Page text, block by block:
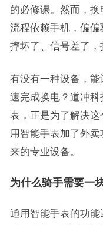
的必修课。然而，换
流程依赖手机，偏
摔坏了、信号差了，
有没有一种设备，
速完成换电？道冲
表，正是为了解决
用智能手表加了外
来的专业设备。
为什么骑手需要一
通用智能手表的功